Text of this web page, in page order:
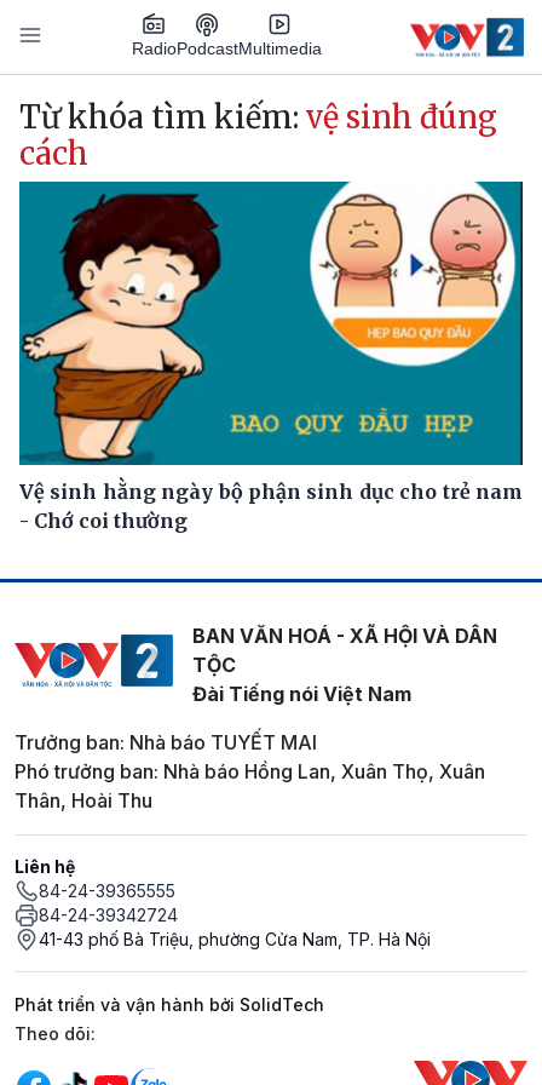
Nhảy đến nội dung
RadioPodcastMultimedia
Main navigation
Từ khóa tìm kiếm: vệ sinh đúng
cách
Vệ sinh hằng ngày bộ phận sinh dục cho trẻ nam
- Chớ coi thường
BAN VĂN HOÁ - XÃ HỘI VÀ DÂN
TỘC
Đài Tiếng nói Việt Nam
Trưởng ban: Nhà báo TUYẾT MAI
Phó trưởng ban: Nhà báo Hồng Lan, Xuân Thọ, Xuân
Thân, Hoài Thu
Liên hệ
84-24-39365555
84-24-39342724
41-43 phố Bà Triệu, phường Cửa Nam, TP. Hà Nội
Phát triển và vận hành bởi SolidTech
Mạng xã hội
Theo dõi: